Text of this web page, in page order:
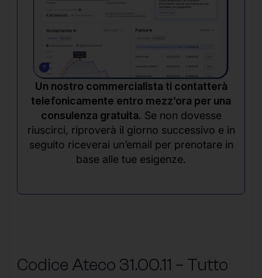
Un nostro commercialista ti contatterà
telefonicamente entro mezz’ora per una
consulenza gratuita. Se non dovesse
riuscirci, riproverà il giorno successivo e in
seguito riceverai un’email per prenotare in
base alle tue esigenze.
Codice Ateco 31.00.11 – Tutto